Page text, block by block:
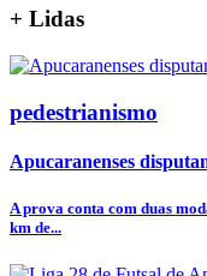
+ Lidas
pedestrianismo
Apucaranenses
A prova conta com duas
km de...